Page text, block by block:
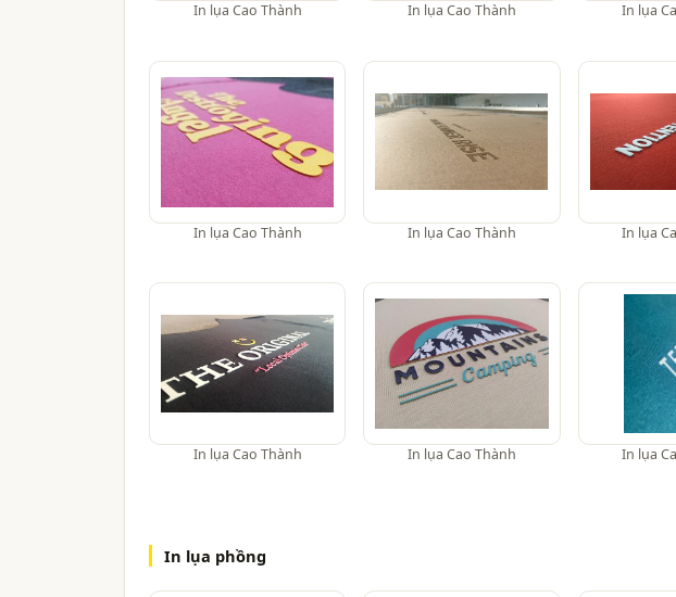
In lụa Cao Thành In lụa Cao Thành In lụa
In lụa Cao Thành In lụa Cao Thành In lụa
In lụa Cao Thành In lụa Cao Thành In lụa
In lụa phồng